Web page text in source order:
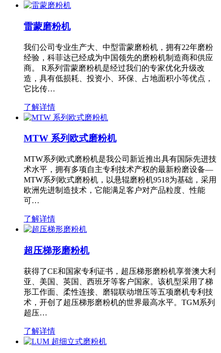
雷蒙磨粉机
我们公司专业生产大、中型雷蒙磨粉机，拥有22年磨粉
经验，科菲达已经成为中国领先的磨粉机制造商和供应
商。 R系列雷蒙磨粉机是经过我们的专家优化升级改
造，具有低损耗、投资小、环保、占地面积小等优点，
它比传…
了解详情
MTW 系列欧式磨粉机
MTW系列欧式磨粉机是我公司新近推出具有国际先进技
术水平，拥有多项自主专利技术产权的最新粉磨设备—
MTW系列欧式磨粉机，以悬辊磨粉机9518为基础，采用
欧洲先进制造技术，它能满足客户对产品粒度、性能
可…
了解详情
超压梯形磨粉机
获得了CE和国家专利证书，超压梯形磨粉机享誉澳大利
亚、美国、英国、西班牙等客户国家。该机型采用了梯
形工作面、柔性连接、磨辊联动增压等五项磨机专利技
术，开创了超压梯形磨粉机的世界最高水平。TGM系列
超压…
了解详情